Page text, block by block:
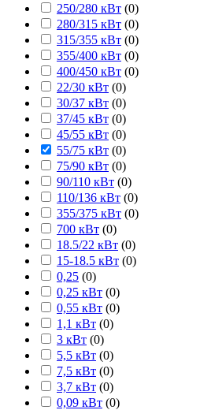
250/280 кВт (0)
280/315 кВт (0)
315/355 кВт (0)
355/400 кВт (0)
400/450 кВт (0)
22/30 кВт (0)
30/37 кВт (0)
37/45 кВт (0)
45/55 кВт (0)
55/75 кВт (0)
75/90 кВт (0)
90/110 кВт (0)
110/136 кВт (0)
355/375 кВт (0)
700 кВт (0)
18.5/22 кВт (0)
15-18.5 кВт (0)
0,25 (0)
0,25 кВт (0)
0,55 кВт (0)
1,1 кВт (0)
3 кВт (0)
5,5 кВт (0)
7,5 кВт (0)
3,7 кВт (0)
0,09 кВт (0)